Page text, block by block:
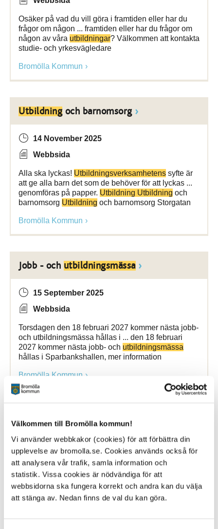
Välkommen till Bromölla kommun!
Vi använder webbkakor (cookies) för att förbättra din
upplevelse av bromolla.se. Cookies används också för
att analysera vår trafik, samla information och
statistik. Vissa cookies är nödvändiga för att
webbsidorna ska fungera korrekt och andra kan du välja
att stänga av. Nedan finns de val du kan göra.
Osäker på vad du vill göra i framtiden eller har du
frågor om någon ... framtiden eller har du frågor om
någon av våra utbildningar? Välkommen att kontakta
studie- och yrkesvägledare
Bromölla Kommun
Utbildning och barnomsorg
14 November 2025
Webbsida
Alla ska lyckas! Utbildningsverksamhetens syfte är
att ge alla barn det som de behöver för att lyckas ...
genomföras på papper. Utbildning Utbildning och
barnomsorg Utbildning och barnomsorg Storgatan
Bromölla Kommun
Jobb - och utbildningsmässa
15 September 2025
Webbsida
Torsdagen den 18 februari 2027 kommer nästa jobb-
och utbildningsmässa hållas i ... den 18 februari
2027 kommer nästa jobb- och utbildningsmässa
hållas i Sparbankshallen, mer information
Bromölla Kommun
Utbildning-, kultur och familjeutskott
27 August 2025
Webbsida
Utbildning
-, kultur och familjeutskottet är ett av
kommunstyrelsens fyra utskott. Ledamöter och
ersättare